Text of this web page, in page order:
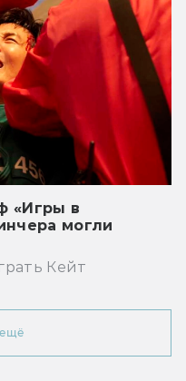
«Игры в
могли
Кейт